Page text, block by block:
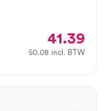
41.39
50.08 incl. BTW